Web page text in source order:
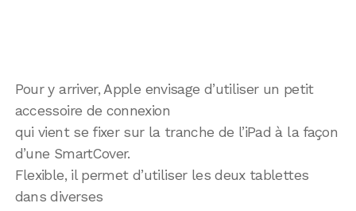
Pour y arriver, Apple envisage d’utiliser un petit
accessoire de connexion
qui vient se fixer sur la tranche de l’iPad à la façon
d’une SmartCover.
Flexible, il permet d’utiliser les deux tablettes
dans diverses